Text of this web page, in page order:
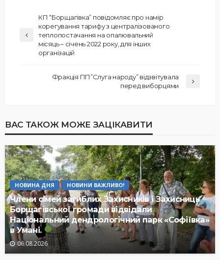
КП “Борщагівка” повідомляє про намір
корегування тарифу з централізованого
теплопостачання на опалювальний
місяць – січень 2022 року, для інших
організацій
Фракція ПП”Слуга народу” відзвітувала
перед виборцями
ВАС ТАКОЖ МОЖЕ ЗАЦІКАВИТИ
НОВИНА ДНЯ НОВИНИ ВАЖЛИВО!
Члени сімей загиблих Захисників і Захисниць
Борщагівської громади відвідали
Національний дендрологічний парк «Софіївка»
в Умані.
06.08.2026